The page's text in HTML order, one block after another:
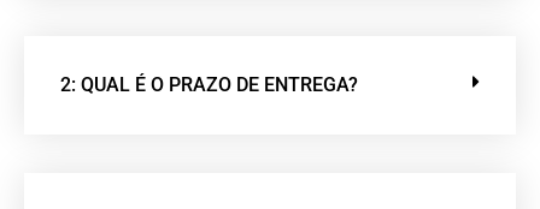
2: QUAL É O PRAZO DE ENTREGA?